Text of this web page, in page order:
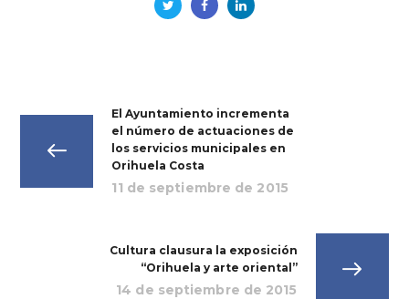
El Ayuntamiento incrementa
el número de actuaciones de
los servicios municipales en
Orihuela Costa
11 de septiembre de 2015
Cultura clausura la exposición
“Orihuela y arte oriental”
14 de septiembre de 2015